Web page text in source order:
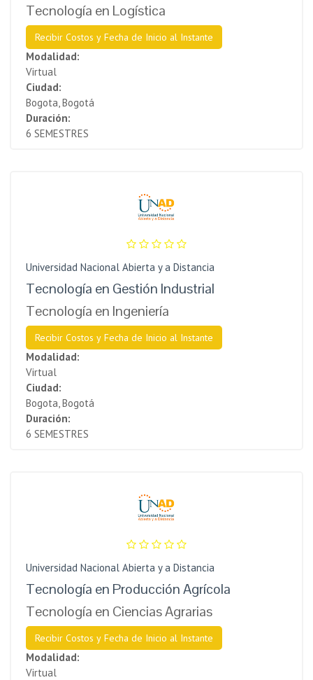
Tecnología en Logística
Recibir Costos y Fecha de Inicio al Instante
Modalidad:
Virtual
Ciudad:
Bogota, Bogotá
Duración:
6 SEMESTRES
Universidad Nacional Abierta y a Distancia
Tecnología en Gestión Industrial
Tecnología en Ingeniería
Recibir Costos y Fecha de Inicio al Instante
Modalidad:
Virtual
Ciudad:
Bogota, Bogotá
Duración:
6 SEMESTRES
Universidad Nacional Abierta y a Distancia
Tecnología en Producción Agrícola
Tecnología en Ciencias Agrarias
Recibir Costos y Fecha de Inicio al Instante
Modalidad:
Virtual